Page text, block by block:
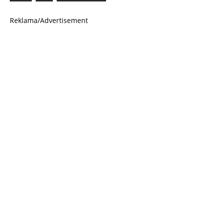
Reklama/Advertisement